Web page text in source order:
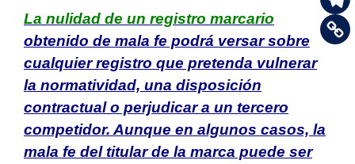
La nulidad de un registro marcario
obtenido de mala fe podrá versar sobre
cualquier registro que pretenda vulnerar
la normatividad, una disposición
contractual o perjudicar a un tercero
competidor. Aunque en algunos casos, la
mala fe del titular de la marca puede ser